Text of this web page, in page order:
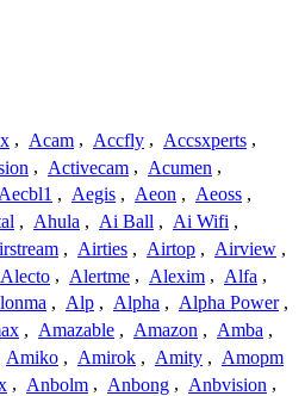
, Acam , Accfly , Accsxperts ,
, Activecam , Acumen ,
Aecbl1 , Aegis , Aeon , Aeoss ,
, Ahula , Ai Ball , Ai Wifi ,
, Airties , Airtop , Airview ,
Alecto , Alertme , Alexim , Alfa ,
, Alp , Alpha , Alpha Power ,
, Amazable , Amazon , Amba ,
Amiko , Amirok , Amity , Amopm
, Anbolm , Anbong , Anbvision ,